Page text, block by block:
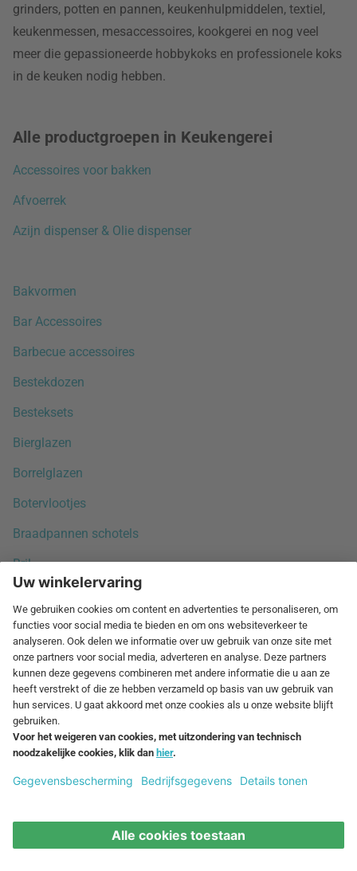
grinders, potten en pannen, keukenhulpmiddelen, textiel,
keukenmessen, mesaccessoires, kookgerei en nog veel
meer die gepassioneerde hobbykoks en professionele koks
in de keuken nodig hebben.
Alle productgroepen in Keukengerei
Accessoires voor bakken
Afvoerrek
Azijn dispenser & Olie dispenser
Bakvormen
Bar Accessoires
Barbecue accessoires
Bestekdozen
Besteksets
Bierglazen
Borrelglazen
Botervlootjes
Braadpannen schotels
Bril
Broodmanden
Broodroosters
Champagneglazen
Cocktailglazen